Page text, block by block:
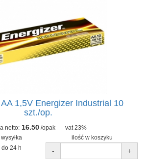
1,5V Energizer Industrial 10
szt./op.
netto: 16.50/opak
vat 23%
wysyłka
ilość w koszyku
do 24 h
- +